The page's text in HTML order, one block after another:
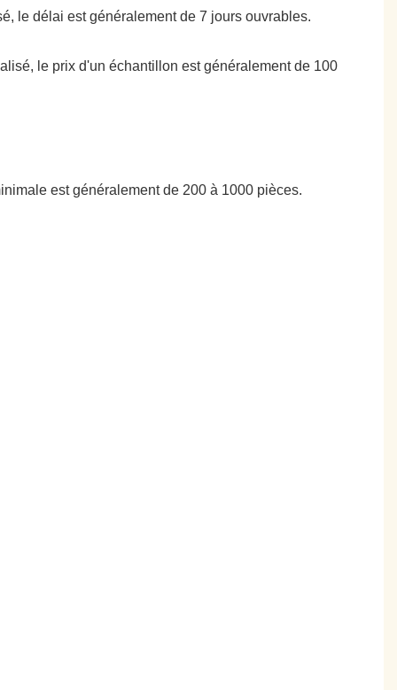
le délai est généralement de 7 jours ouvrables.
le prix d'un échantillon est généralement de 100
est généralement de 200 à 1000 pièces.